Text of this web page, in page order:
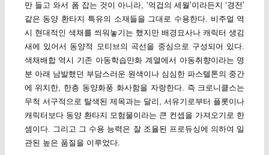
만 들고 와서 폼 잡는 것이 아니라, ‘억겁의 세월’이라든지 ‘경전’
같은 동양 환타지 특유의 소재들을 그대로 수용한다. 비주얼 역
시 현대적인 색채를 씌워놓기는 했지만 배경묘사나 캐릭터 생김
새에 있어서 동양적 모티브의 곡선을 중심으로 구성되어 있다.
색채배합 역시 기존 아동학습만화 계열에서 아동취향이라는 명
분 아래 남발했던 부담스러운 원색이나 심심한 파스텔톤의 중간
에 위치한, 한층 동양화풍 화사함을 자랑한다. 즉 크로니클스는
무척 서구적으로 탈색된 제목과는 달리, 서유기로부터 플롯이나
캐릭터보다 동양 환타지 모험물이라는 큰 컨셉을 가져오기로 한
셈이다. 그리고 그 수용 능력은 잘 조율된 프로듀싱에 의하여 일
관된 높은 품질을 이루었다.